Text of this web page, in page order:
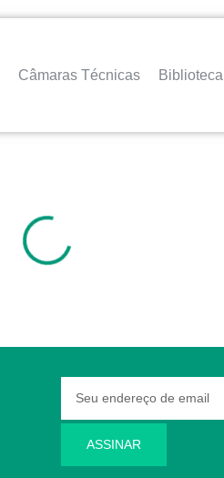
Câmaras Técnicas Biblioteca
ASSINAR